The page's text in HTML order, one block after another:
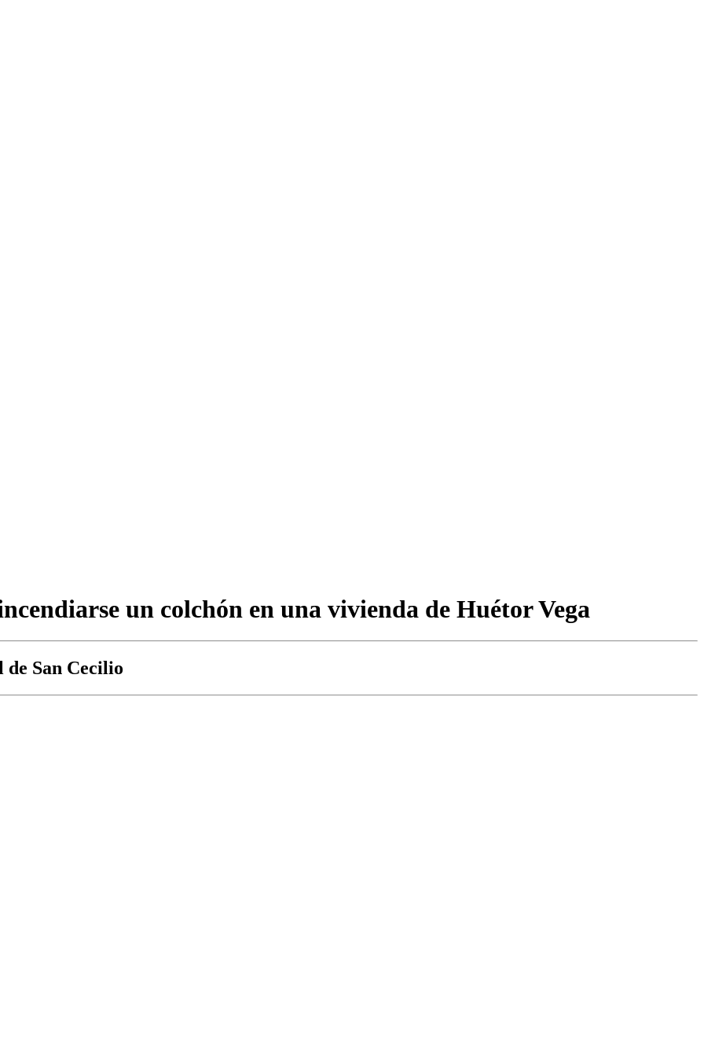
un colchón en una vivienda de Huétor Vega
San Cecilio